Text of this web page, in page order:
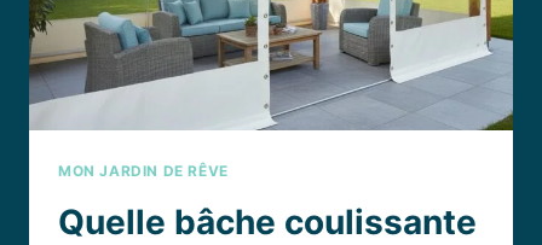
JARDIN
MON JARDIN DE RÊVE
Quelle bâche coulissante